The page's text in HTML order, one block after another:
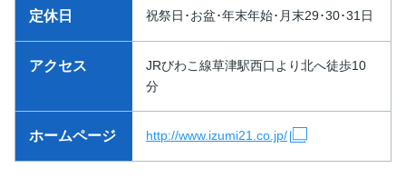
定休日 祝祭日･お盆･年末年始･月末29･30･31日
アクセス
JRびわこ線草津駅西口より北へ徒歩10
分
ホームページ http://www.izumi21.co.jp/